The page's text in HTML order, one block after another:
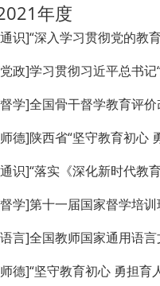
年度
识]“深入学习贯彻党的教
政]学习贯彻习近平总书
学]全国骨干督学教育评
德]陕西省“坚守教育初心
识]“落实《深化新时代教
学]第十一届国家督学培训
言]全国教师国家通用语
德]“坚守教育初心 勇担育